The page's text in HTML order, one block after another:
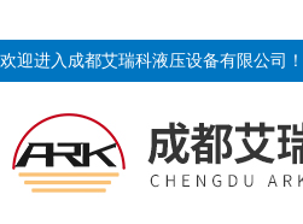
欢迎进入成都艾瑞科液压设备有限公司！